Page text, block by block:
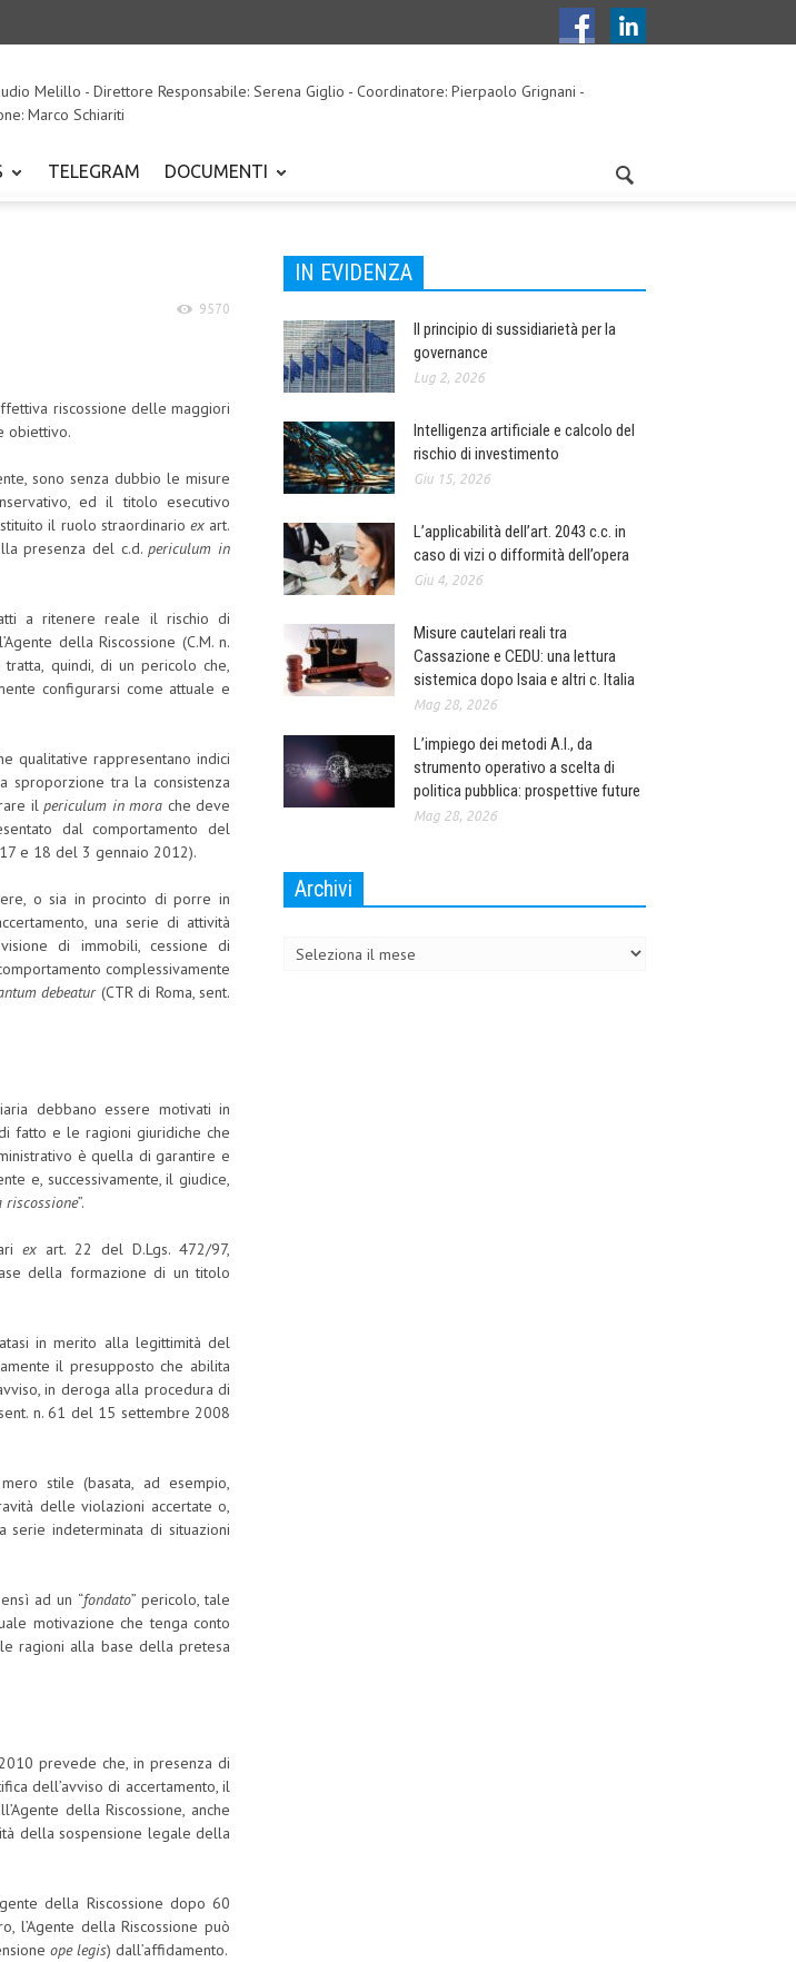
Melillo - Direttore Responsabile: Serena Giglio - Coordinatore: Pierpaolo Grignani -
Marco Schiariti
TELEGRAM DOCUMENTI
9570
riscossione delle maggiori
obiettivo.
sono senza dubbio le misure
ed il titolo esecutivo
il ruolo straordinario exart.
presenza del c.d.periculum in
a ritenere reale il rischio di
della Riscossione (C.M. n.
quindi, di un pericolo che,
configurarsi come attuale e
qualitative rappresentano indici
sproporzione tra la consistenza
ilpericulum in mora che deve
dal comportamento del
e 18 del 3 gennaio 2012).
o sia in procinto di porre in
una serie di attività
di immobili, cessione di
complessivamente
debeatur(CTR di Roma, sent.
debbano essere motivati in
fatto e le ragioni giuridiche che
è quella di garantire e
e, successivamente, il giudice,
riscossione”.
exart. 22 del D.Lgs. 472/97,
della formazione di un titolo
in merito alla legittimità del
il presupposto che abilita
in deroga alla procedura di
n. 61 del 15 settembre 2008
stile (basata, ad esempio,
delle violazioni accertate o,
serie indeterminata di situazioni
ad un “fondato” pericolo, tale
motivazione che tenga conto
ragioni alla base della pretesa
prevede che, in presenza di
dell’avviso di accertamento, il
della Riscossione, anche
della sospensione legale della
della Riscossione dopo 60
l’Agente della Riscossione può
ope legis) dall’affidamento.
IN EVIDENZA
Il principio di sussidiarietà per la
governance
Lug 2, 2026
Intelligenza artificiale e calcolo del
rischio di investimento
Giu 15, 2026
L’applicabilità dell’art. 2043 c.c. in
caso di vizi o difformità dell’opera
Giu 4, 2026
Misure cautelari reali tra
Cassazione e CEDU: una lettura
sistemica dopo Isaia e altri c. Italia
Mag 28, 2026
L’impiego dei metodi A.I., da
strumento operativo a scelta di
politica pubblica: prospettive future
Mag 28, 2026
Archivi